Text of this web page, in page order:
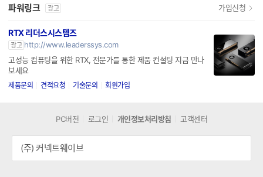
RTX 리더스시스템즈
고성능 컴퓨팅을 위한 RTX, 전문가를 통한 제품 컨설팅 지금 만나
보세요
제품문의 견적요청 기술문의 회원가입